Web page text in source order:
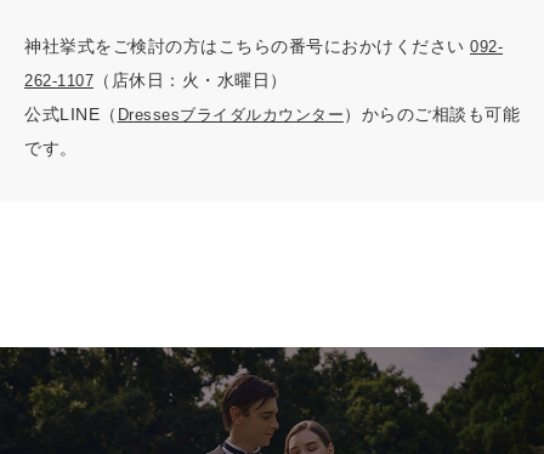
神社挙式をご検討の方はこちらの番号におかけください 092-
262-1107 （店休日：火・水曜日）
公式LINE（ Dressesブライダルカウンター ）からのご相談も可能
です。